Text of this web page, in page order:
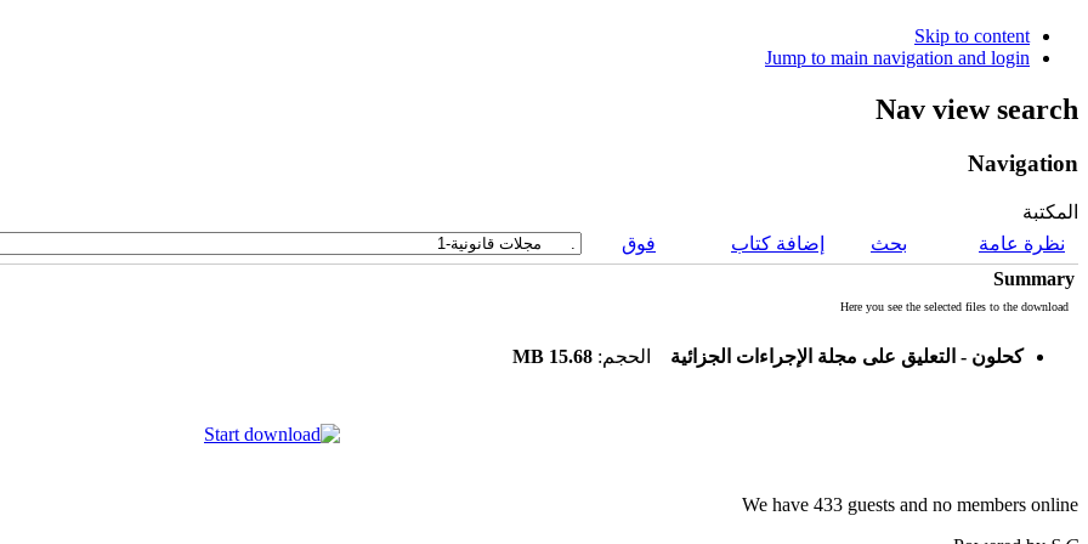
Skip to content
Jump to main navigation and login
Nav view search
Navigation
المكتبة
نظرة عامة
بحث إضافة كتاب
فوق
Summary
كحلون - التعليق على مجلة الإجراءات الجزائية الحجم: 15.68 MB
We have 433 guests and no members online